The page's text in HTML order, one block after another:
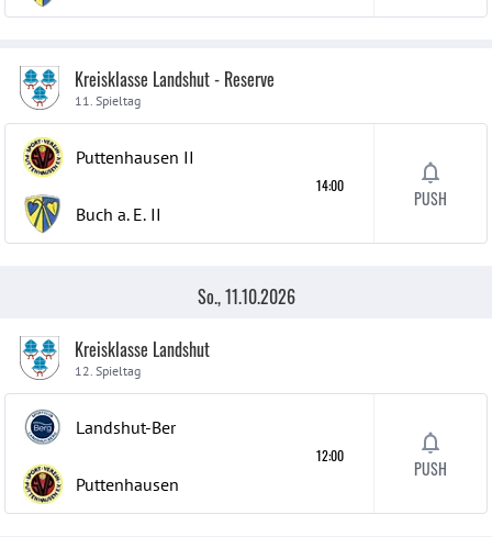
Kreisklasse Landshut - Reserve
11. Spieltag
Puttenhausen II
Buch a. E. II
14:00
PUSH
So., 11.10.2026
Kreisklasse Landshut
12. Spieltag
Landshut-Ber
Puttenhausen
12:00
PUSH